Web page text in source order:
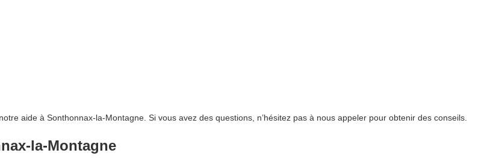
aide à Sonthonnax-la-Montagne. Si vous avez des questions, n’hésitez pas à nous appeler pour obtenir des conseils.
la-Montagne